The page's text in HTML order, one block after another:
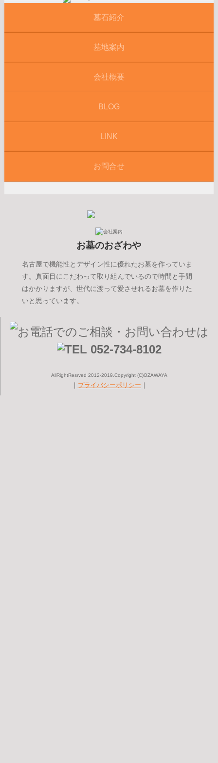
墓石紹介
墓地案内
会社概要
BLOG
LINK
お問合せ
お墓のおざわや
名古屋で機能性とデザイン性に優れたお墓を作っていま
す。真面目にこだわって取り組んでいるので時間と手間
はかかりますが、世代に渡って愛させれるお墓を作りた
いと思っています。
AllRightResrved 2012-2019.Copyright (C)OZAWAYA
｜ プライバシーポリシー ｜